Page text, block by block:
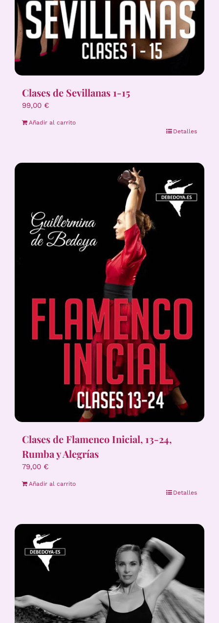
Clases de Sevillanas 1-15
99,00 €
Añadir al carrito
Detalles
Clases de Flamenco Inicial, 13-24,
Rumba y Alegrías
79,00 €
Añadir al carrito
Detalles